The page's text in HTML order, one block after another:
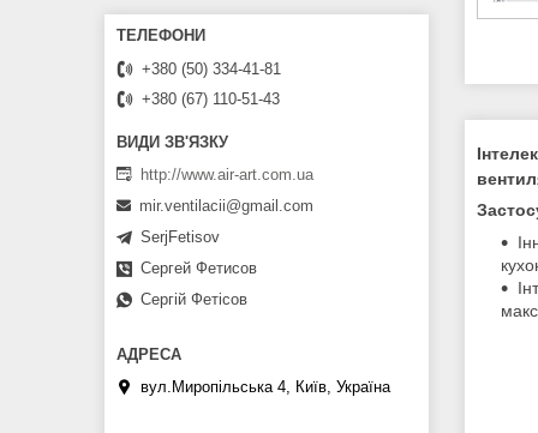
+380 (50) 334-41-81
+380 (67) 110-51-43
http://www.air-art.com.ua
mir.ventilacii@gmail.com
SerjFetisov
Сергей Фетисов
Сергій Фетісов
вул.Миропільська 4, Київ, Україна